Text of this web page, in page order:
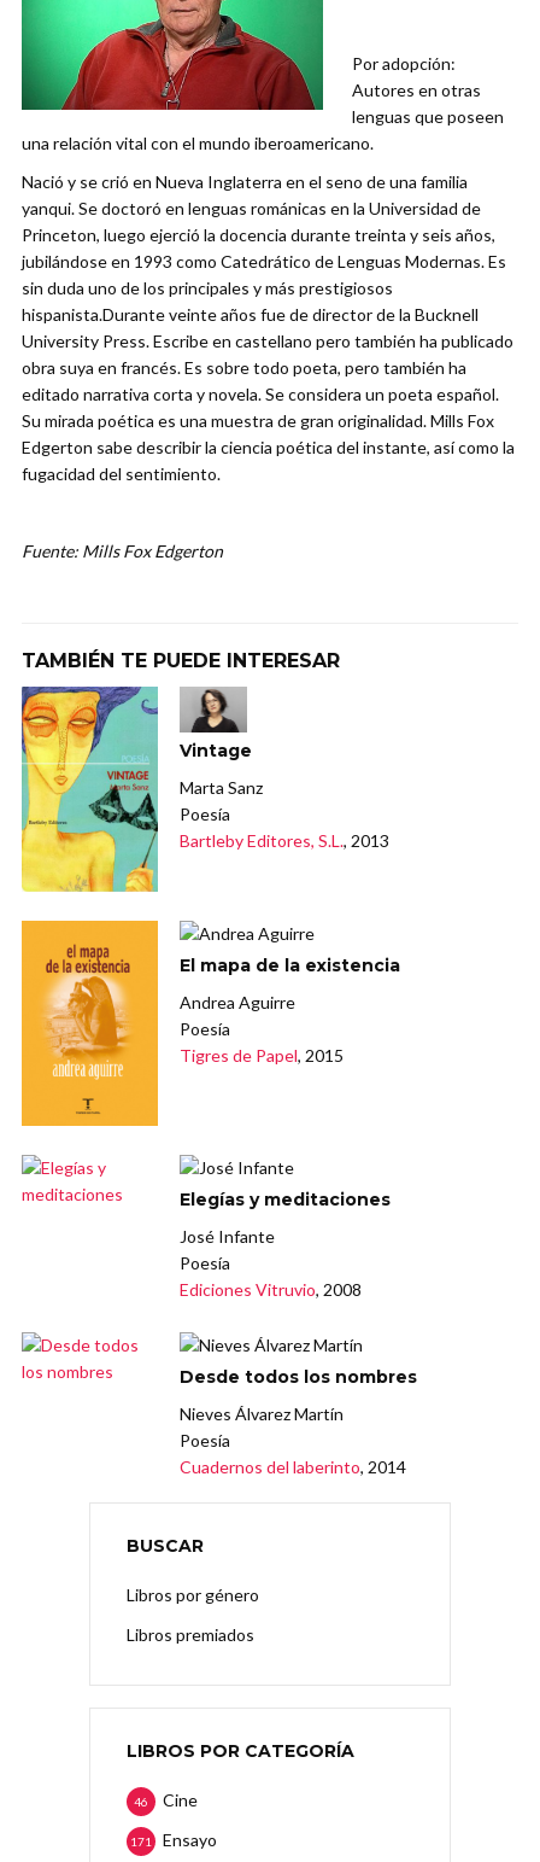
Por adopción:
Autores en otras
lenguas que poseen
una relación vital con el mundo iberoamericano.
Nació y se crió en Nueva Inglaterra en el seno de una familia
yanqui. Se doctoró en lenguas románicas en la Universidad de
Princeton, luego ejerció la docencia durante treinta y seis años,
jubilándose en 1993 como Catedrático de Lenguas Modernas. Es
sin duda uno de los principales y más prestigiosos
hispanista.Durante veinte años fue de director de la Bucknell
University Press. Escribe en castellano pero también ha publicado
obra suya en francés. Es sobre todo poeta, pero también ha
editado narrativa corta y novela. Se considera un poeta español.
Su mirada poética es una muestra de gran originalidad. Mills Fox
Edgerton sabe describir la ciencia poética del instante, así como la
fugacidad del sentimiento.
Fuente: Mills Fox Edgerton
TAMBIÉN TE PUEDE INTERESAR
Vintage
Marta Sanz
Poesía
Bartleby Editores, S.L., 2013
El mapa de la existencia
Andrea Aguirre
Poesía
Tigres de Papel, 2015
Elegías y meditaciones
José Infante
Poesía
Ediciones Vitruvio, 2008
Desde todos los nombres
Nieves Álvarez Martín
Poesía
Cuadernos del laberinto, 2014
BUSCAR
Libros por género
Libros premiados
LIBROS POR CATEGORÍA
Cine
46
Ensayo
171